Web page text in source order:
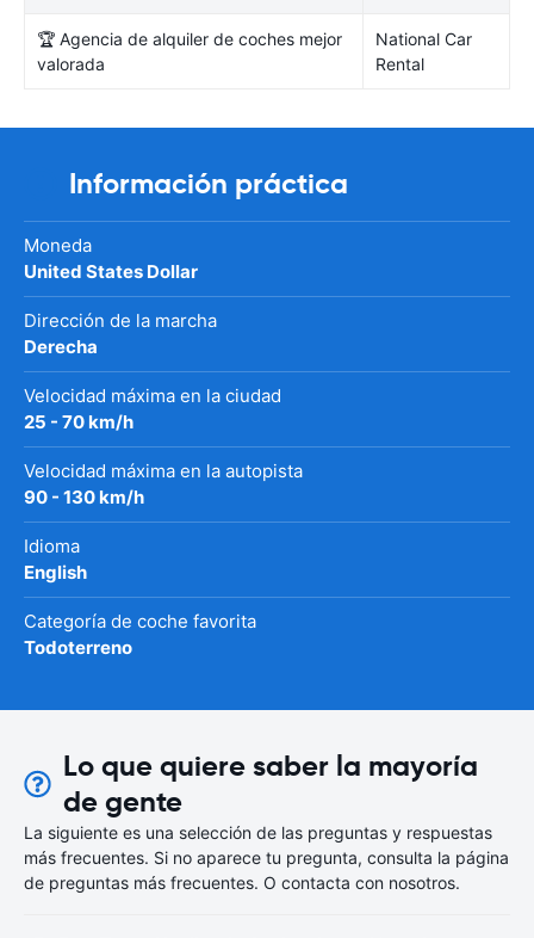
🏆 Agencia de alquiler de coches mejor
valorada
National Car
Rental
Información práctica
Moneda
United States Dollar
Dirección de la marcha
Derecha
Velocidad máxima en la ciudad
25 - 70 km/h
Velocidad máxima en la autopista
90 - 130 km/h
Idioma
English
Categoría de coche favorita
Todoterreno
Lo que quiere saber la mayoría
de gente
La siguiente es una selección de las preguntas y respuestas
más frecuentes. Si no aparece tu pregunta, consulta la página
de preguntas más frecuentes. O contacta con nosotros.